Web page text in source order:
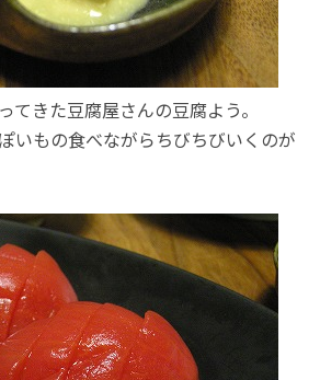
てきた豆腐屋さんの豆腐よう。
いもの食べながらちびちびいくのが